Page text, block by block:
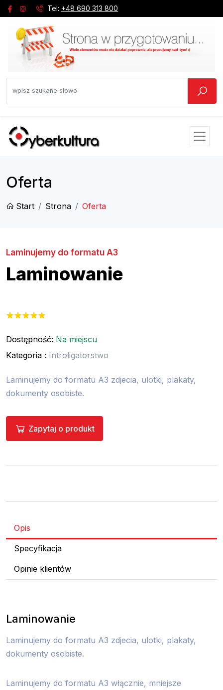
Tel: +48 690 313 800
Oferta
Start Strona Oferta
Laminujemy do formatu A3
Laminowanie
Dostępność: Na miejscu
Kategoria : Introligatorstwo
Laminujemy do formatu A3 zdjecia, ulotki, plakaty,
dokumenty osobiste.
Zapytaj o produkt
Opis
Specyfikacja
Opinie klientów
Laminowanie
Laminujemy do formatu A3 zdjecia, ulotki, plakaty,
dokumenty osobiste.
Laminujemy do formatu A3 włącznie, mniejsze